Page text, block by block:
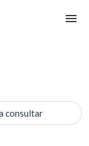
consultar